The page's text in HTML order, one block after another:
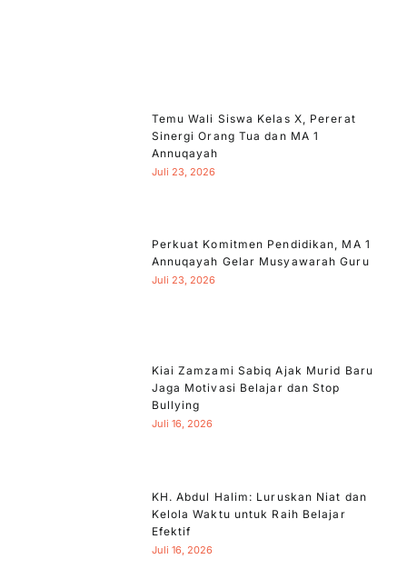
Temu Wali Siswa Kelas X, Pererat
Sinergi Orang Tua dan MA 1
Annuqayah
Juli 23, 2026
Perkuat Komitmen Pendidikan, MA 1
Annuqayah Gelar Musyawarah Guru
Juli 23, 2026
Kiai Zamzami Sabiq Ajak Murid Baru
Jaga Motivasi Belajar dan Stop
Bullying
Juli 16, 2026
KH. Abdul Halim: Luruskan Niat dan
Kelola Waktu untuk Raih Belajar
Efektif
Juli 16, 2026